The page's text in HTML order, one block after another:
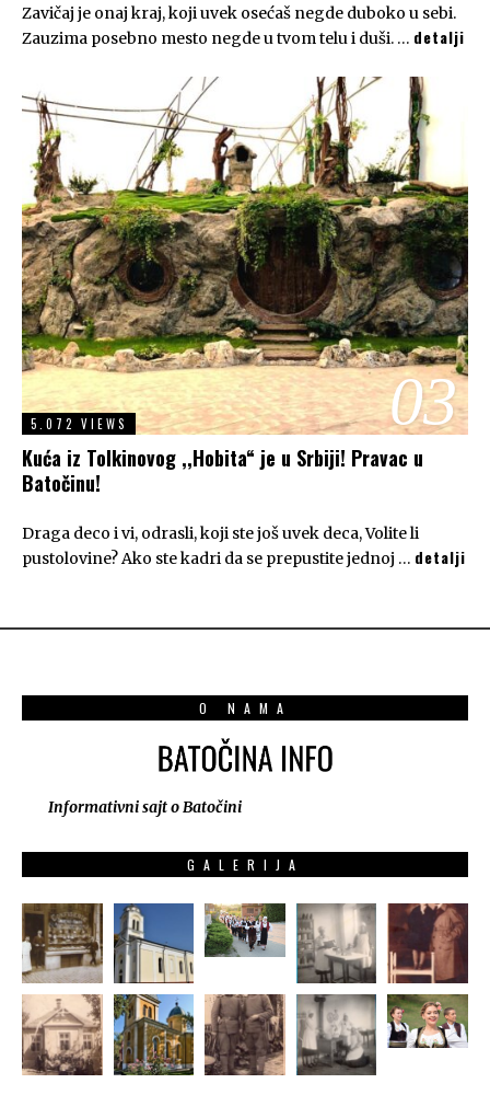
Zavičaj je onaj kraj, koji uvek osećaš negde duboko u sebi.
Zauzima posebno mesto negde u tvom telu i duši. … detalji
5.072 VIEWS 03
Kuća iz Tolkinovog ,,Hobita“ je u Srbiji! Pravac u
Batočinu!
Draga deco i vi, odrasli, koji ste još uvek deca, Volite li
pustolovine? Ako ste kadri da se prepustite jednoj … detalji
O NAMA
Informativni sajt o Batočini
GALERIJA